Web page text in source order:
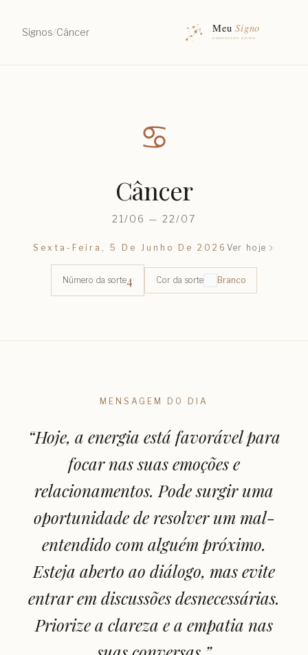
Signos/Câncer
♋︎
Câncer
21/06 — 22/07
Sexta-Feira, 5 De Junho De 2026 Ver hoje
Número da sorte4 Cor da sorte Branco
MENSAGEM DO DIA
“Hoje, a energia está favorável para
focar nas suas emoções e
relacionamentos. Pode surgir uma
oportunidade de resolver um mal-
entendido com alguém próximo.
Esteja aberto ao diálogo, mas evite
entrar em discussões desnecessárias.
Priorize a clareza e a empatia nas